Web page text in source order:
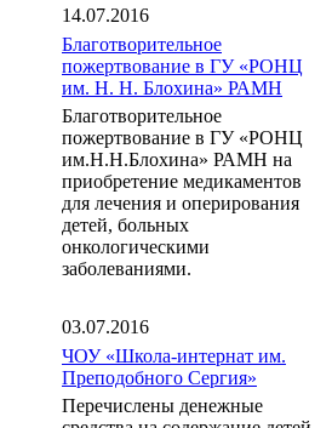
14.07.2016
Благотворительное
пожертвование в ГУ «РОНЦ
им. Н. Н. Блохина» РАМН
Благотворительное
пожертвование в ГУ «РОНЦ
им.Н.Н.Блохина» РАМН на
приобретение медикаментов
для лечения и оперирования
детей, больных
онкологическими
заболеваниями.
03.07.2016
ЧОУ «Школа-интернат им.
Преподобного Сергия»
Перечислены денежные